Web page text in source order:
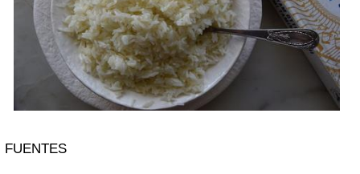
FUENTES